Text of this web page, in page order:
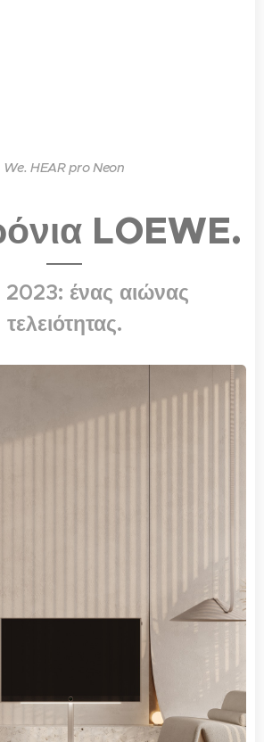
We. HEAR pro Neon
LOEWE.
ένας αιώνας
τελειότητας.